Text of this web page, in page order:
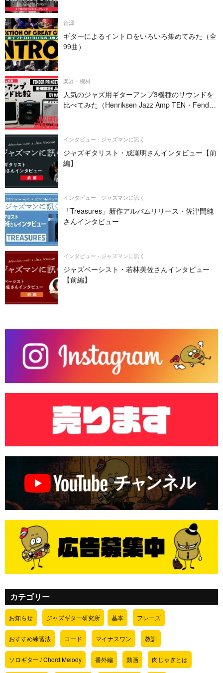
音源
ギターによるイントロをいろいろ集めてみた（全
99曲）
楽器・機材
人気のジャズ用ギターアンプ3機種のサウンドを
比べてみた（Henriksen Jazz Amp TEN・Fender
インタビュー - ジャズマンに訊く
ジャズギタリスト・成瀬明さんインタビュー【前
編】
インタビュー - ジャズマンに訊く
「Treasures」新作アルバムリリース・佐津間純
さんインタビュー
インタビュー - ジャズマンに訊く
ジャズベーシスト・若林美佐さんインタビュー
【前編】
カテゴリー
お知らせ ジャズギター研究所 基本 フレーズ
おすすめ練習法 コード マイナスワン 教訓
ソロギター / Chord Melody 番外編 動画 肉じゃぎとは